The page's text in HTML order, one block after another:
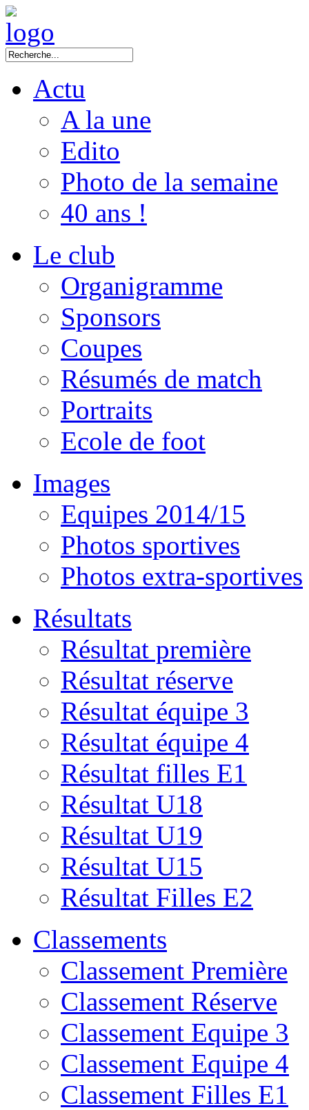
Actu
A la une
Edito
Photo de la semaine
40 ans !
Le club
Organigramme
Sponsors
Coupes
Résumés de match
Portraits
Ecole de foot
Images
Equipes 2014/15
Photos sportives
Photos extra-sportives
Résultats
Résultat première
Résultat réserve
Résultat équipe 3
Résultat équipe 4
Résultat filles E1
Résultat U18
Résultat U19
Résultat U15
Résultat Filles E2
Classements
Classement Première
Classement Réserve
Classement Equipe 3
Classement Equipe 4
Classement Filles E1